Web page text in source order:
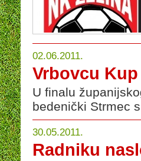
02.06.2011.
Vrbovcu Kup
U finalu
bedenički Strmec
30.05.2011.
Radniku